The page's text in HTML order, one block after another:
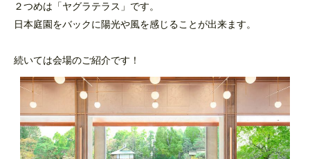
２つめは「ヤグラテラス」です。
日本庭園をバックに陽光や風を感じることが出来ます。
続いては会場のご紹介です！